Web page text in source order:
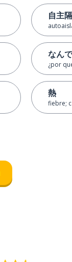
自主
なん
¿por
熱
fiebre;